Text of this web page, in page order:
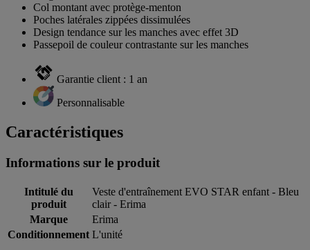
Col montant avec protège-menton
Poches latérales zippées dissimulées
Design tendance sur les manches avec effet 3D
Passepoil de couleur contrastante sur les manches
Garantie client : 1 an
Personnalisable
Caractéristiques
Informations sur le produit
Intitulé du
produit
Veste d'entraînement EVO STAR enfant - Bleu
clair - Erima
Marque
Erima
Conditionnement L'unité